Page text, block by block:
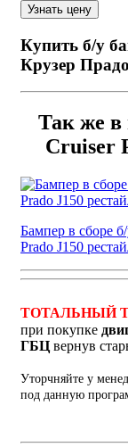
Купить б/у
Крузер
Так же в
Cruiser
Бампер в сборе
Prado J150
ТОТАЛЬНЫЙ
при покупке
ГБЦ вернув
Уторчняйте у
под данную